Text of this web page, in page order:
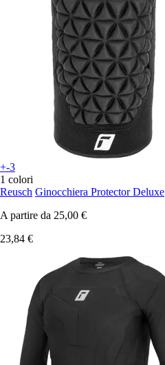
+-3
1 colori
Reusch Ginocchiera Protector Deluxe
A partire da 25,00 €
23,84 €